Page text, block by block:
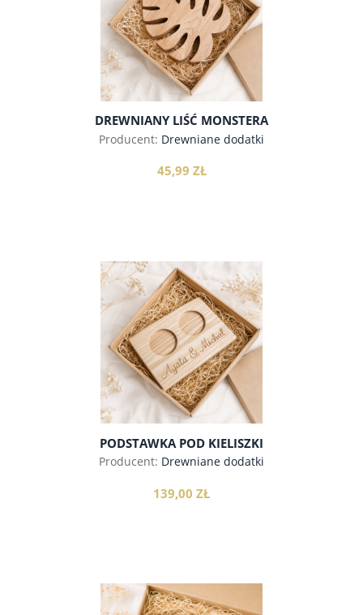
DREWNIANY LIŚĆ MONSTERA
Producent: Drewniane dodatki
45,99 ZŁ
do koszyka
PODSTAWKA POD KIELISZKI
Producent: Drewniane dodatki
139,00 ZŁ